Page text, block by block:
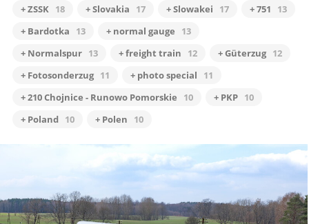
+ ZSSK 18 + Slovakia 17 + Slowakei 17 + 751
13
+ Bardotka
13 + normal gauge
13
+ Normalspur 13 + freight train 12 + Güterzug 12
+ Fotosonderzug 11 + photo special
11
+ 210 Chojnice - Runowo Pomorskie
10 + PKP 10
+ Poland 10 + Polen 10